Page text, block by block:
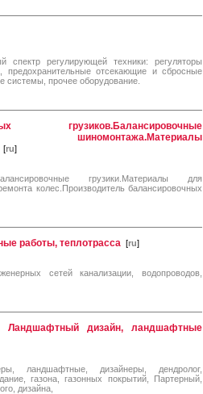
регулирующей техники: регуляторы
предохранительные отсекающие и сбросные
системы, прочее оборудование.
грузиков.Балансировочные
шиномонтажа.Материалы
[ru]
грузики.Материалы для
колес.Производитель балансировочных
работы, теплотрасса [ru]
сетей канализации, водопроводов,
Ландшафтный дизайн, ландшафтные
ландшафтные, дизайнеры, дендролог,
газона, газонных покрытий, Партерный,
дизайна,